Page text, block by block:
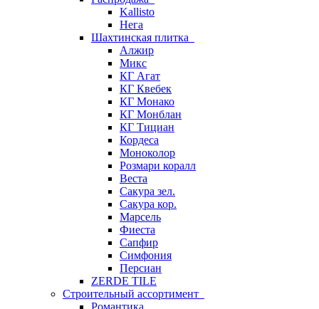
Kallisto
Нега
Шахтинская плитка
Алжир
Микс
КГ Агат
КГ Квебек
КГ Монако
КГ Монблан
КГ Тициан
Кордеса
Моноколор
Розмари коралл
Веста
Сакура зел.
Сакура кор.
Марсель
Фиеста
Сапфир
Симфония
Персиан
ZERDE TILE
Строительный ассортимент
Романтика